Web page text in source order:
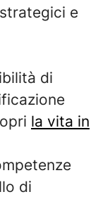
e
di
la vita in
di